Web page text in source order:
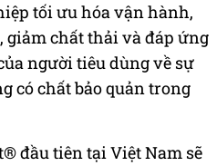
tối ưu hóa vận hành,
giảm chất thải và đáp ứng
người tiêu dùng về sự
có chất bảo quản trong
đầu tiên tại Việt Nam sẽ